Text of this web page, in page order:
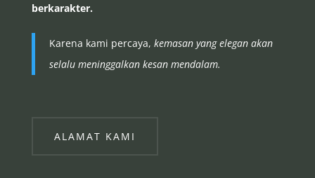
berkarakter.
Karena kami percaya, kemasan yang elegan akan
selalu meninggalkan kesan mendalam.
ALAMAT KAMI